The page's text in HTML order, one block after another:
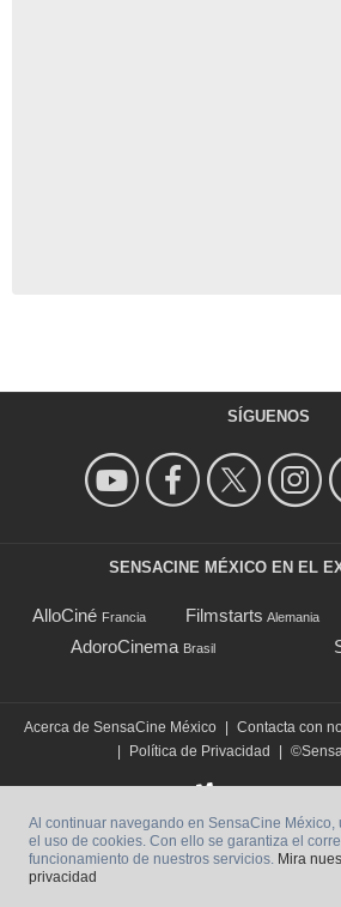
SÍGUENOS
SENSACINE MÉXICO EN EL
AlloCiné Francia Filmstarts Alemania
AdoroCinema Brasil
Acerca de SensaCine México | Contacta con
|
Política de Privacidad |
Al continuar navegando en SensaCine México,
el uso de cookies. Con ello se garantiza el
funcionamiento de nuestros servicios. Mira
privacidad